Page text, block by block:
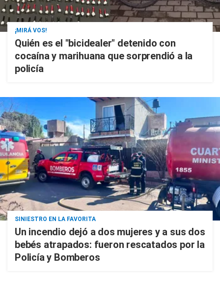
¡MIRÁ VOS!
Quién es el "bicidealer" detenido con
cocaína y marihuana que sorprendió a la
policía
SINIESTRO EN LA FAVORITA
Un incendio dejó a dos mujeres y a sus dos
bebés atrapados: fueron rescatados por la
Policía y Bomberos